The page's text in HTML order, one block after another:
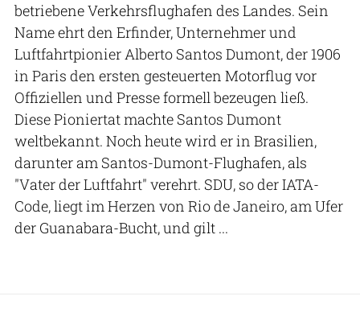
betriebene Verkehrsflughafen des Landes. Sein
Name ehrt den Erfinder, Unternehmer und
Luftfahrtpionier Alberto Santos Dumont, der 1906
in Paris den ersten gesteuerten Motorflug vor
Offiziellen und Presse formell bezeugen ließ.
Diese Pioniertat machte Santos Dumont
weltbekannt. Noch heute wird er in Brasilien,
darunter am Santos-Dumont-Flughafen, als
"Vater der Luftfahrt" verehrt. SDU, so der IATA-
Code, liegt im Herzen von Rio de Janeiro, am Ufer
der Guanabara-Bucht, und gilt ...